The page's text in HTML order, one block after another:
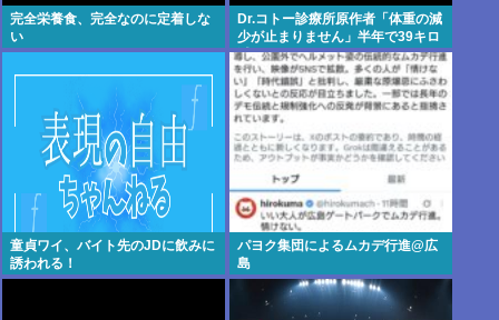
完全栄養食、完全なのに定着しな
い
Dr.コトー診療所原作者「体重の減
少が止まりません」半年で39キロ
減
童貞ワイ、バイト先のJDに飲みに
誘われる！
パヨク集団によるムカデ行進@広
島